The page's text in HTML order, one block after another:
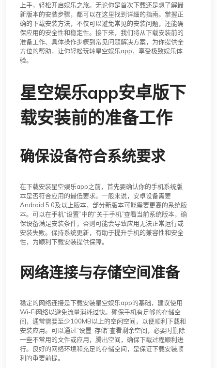
上手，轻松开启娱乐之旅。无论你是首次下载还是想了解最
新版本的安装步骤，都可以在这里找到详细的指南。掌握正
确的下载安装方法，不仅可以避免常见的安装问题，还能确
保应用的安全性和稳定性。接下来，我们将从下载安装前的
准备工作、具体操作步骤到常见问题解决方案，为你提供全
方位的帮助，让你轻松玩转星空娱乐app，享受极致娱乐体
验。
星空娱乐app安卓版下
载安装前的准备工作
确保设备符合系统要求
在下载安装星空娱乐app之前，首先要确认你的手机系统版
本是否符合应用的最低要求。一般来说，安卓设备需要
Android 5.0及以上版本，部分新版本可能需要更高的系统版
本。可以在手机“设置”中的“关于手机”查看当前系统版本，确
保设备满足安装条件，否则可能会导致应用无法正常运行或
安装失败。保持系统更新，有助于提升手机的兼容性和安全
性，为顺利下载安装提供保障。
网络连接与存储空间准备
稳定的网络连接是下载安装星空娱乐app的基础，建议使用
Wi-Fi网络以避免流量消耗过快。确保手机有足够的存储空
间，通常需要至少100MB以上的空闲空间，以便顺利下载和
安装应用。可以通过“设置-存储”查看剩余空间，必要时删除
一些不常用的文件或应用，腾出空间，确保下载过程顺利进
行。良好的网络环境和充足的存储空间，是保证下载安装顺
利的重要前提。